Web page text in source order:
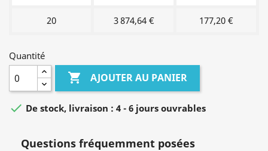
20 3 874,64 € 177,20 €
Quantité
 AJOUTER AU PANIER
 De stock, livraison : 4 - 6 jours ouvrables
Questions fréquemment posées